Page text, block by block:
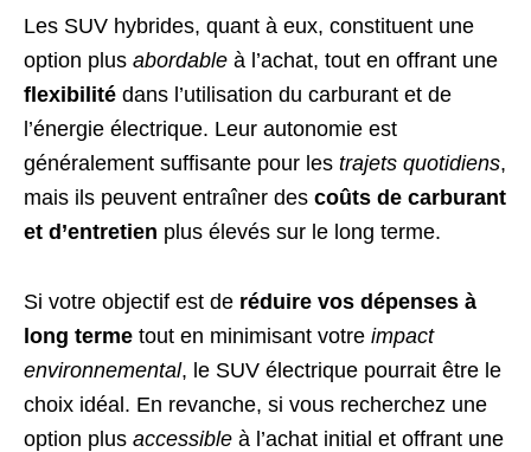
Les SUV hybrides, quant à eux, constituent une
option plus abordable à l’achat, tout en offrant une
flexibilité dans l’utilisation du carburant et de
l’énergie électrique. Leur autonomie est
généralement suffisante pour les trajets quotidiens,
mais ils peuvent entraîner des coûts de carburant
et d’entretien plus élevés sur le long terme.
Si votre objectif est de réduire vos dépenses à
long terme tout en minimisant votre impact
environnemental, le SUV électrique pourrait être le
choix idéal. En revanche, si vous recherchez une
option plus accessible à l’achat initial et offrant une